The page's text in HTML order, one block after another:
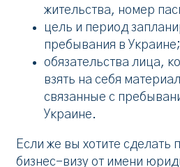
жительства, номер
цель и период
пребывания в Украине;
обязательства лица,
взять на себя
связанные с
Украине.
Если же вы хотите сделать
бизнес-визу от имени